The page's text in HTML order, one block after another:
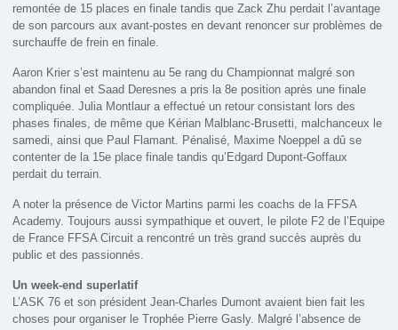
remontée de 15 places en finale tandis que Zack Zhu perdait l’avantage
de son parcours aux avant-postes en devant renoncer sur problèmes de
surchauffe de frein en finale.
Aaron Krier s’est maintenu au 5e rang du Championnat malgré son
abandon final et Saad Deresnes a pris la 8e position après une finale
compliquée. Julia Montlaur a effectué un retour consistant lors des
phases finales, de même que Kérian Malblanc-Brusetti, malchanceux le
samedi, ainsi que Paul Flamant. Pénalisé, Maxime Noeppel a dû se
contenter de la 15e place finale tandis qu’Edgard Dupont-Goffaux
perdait du terrain.
A noter la présence de Victor Martins parmi les coachs de la FFSA
Academy. Toujours aussi sympathique et ouvert, le pilote F2 de l’Equipe
de France FFSA Circuit a rencontré un très grand succès auprès du
public et des passionnés.
Un week-end superlatif
L’ASK 76 et son président Jean-Charles Dumont avaient bien fait les
choses pour organiser le Trophée Pierre Gasly. Malgré l’absence de